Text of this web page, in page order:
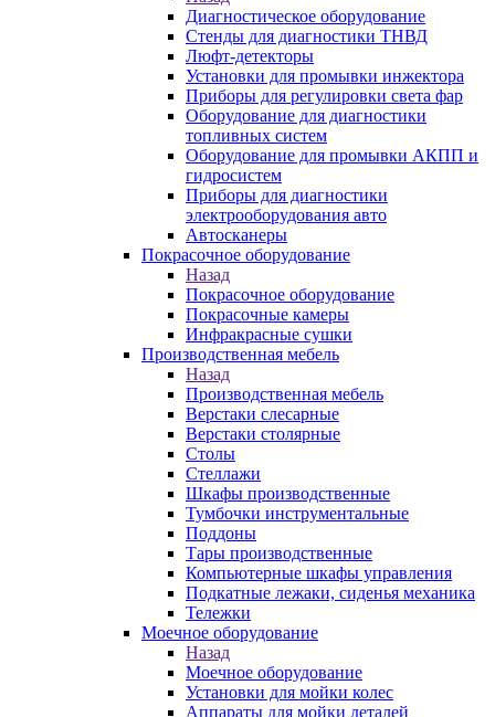
Диагностическое оборудование
Стенды для диагностики ТНВД
Люфт-детекторы
Установки для промывки инжектора
Приборы для регулировки света фар
Оборудование для диагностики
топливных систем
Оборудование для промывки АКПП и
гидросистем
Приборы для диагностики
электрооборудования авто
Автосканеры
Покрасочное оборудование
Назад
Покрасочное оборудование
Покрасочные камеры
Инфракрасные сушки
Производственная мебель
Назад
Производственная мебель
Верстаки слесарные
Верстаки столярные
Столы
Стеллажи
Шкафы производственные
Тумбочки инструментальные
Поддоны
Тары производственные
Компьютерные шкафы управления
Подкатные лежаки, сиденья механика
Тележки
Моечное оборудование
Назад
Моечное оборудование
Установки для мойки колес
Аппараты для мойки деталей